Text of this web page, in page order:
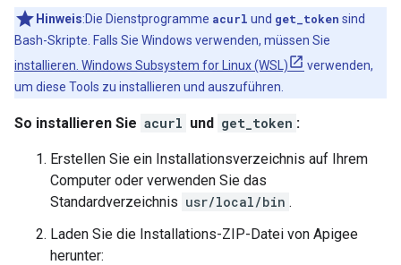
Hinweis:Die Dienstprogramme acurl und get_token sind
Bash-Skripte. Falls Sie Windows verwenden, müssen Sie
installieren. Windows Subsystem for Linux (WSL)
verwenden,
um diese Tools zu installieren und auszuführen.
So installieren Sie acurl und get_token :
Erstellen Sie ein Installationsverzeichnis auf Ihrem
Computer oder verwenden Sie das
Standardverzeichnis usr/local/bin .
Laden Sie die Installations-ZIP-Datei von Apigee
herunter: